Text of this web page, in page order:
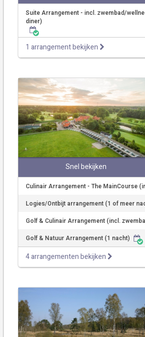
Suite Arrangement - incl. zwembad/
diner)
1 arrangement bekijken
Snel bekijken
Culinair Arrangement - The MainCourse
Logies/Ontbijt arrangement (1 of meer
Golf & Culinair Arrangement (incl.
Golf & Natuur Arrangement (1 nacht)
4 arrangementen bekijken